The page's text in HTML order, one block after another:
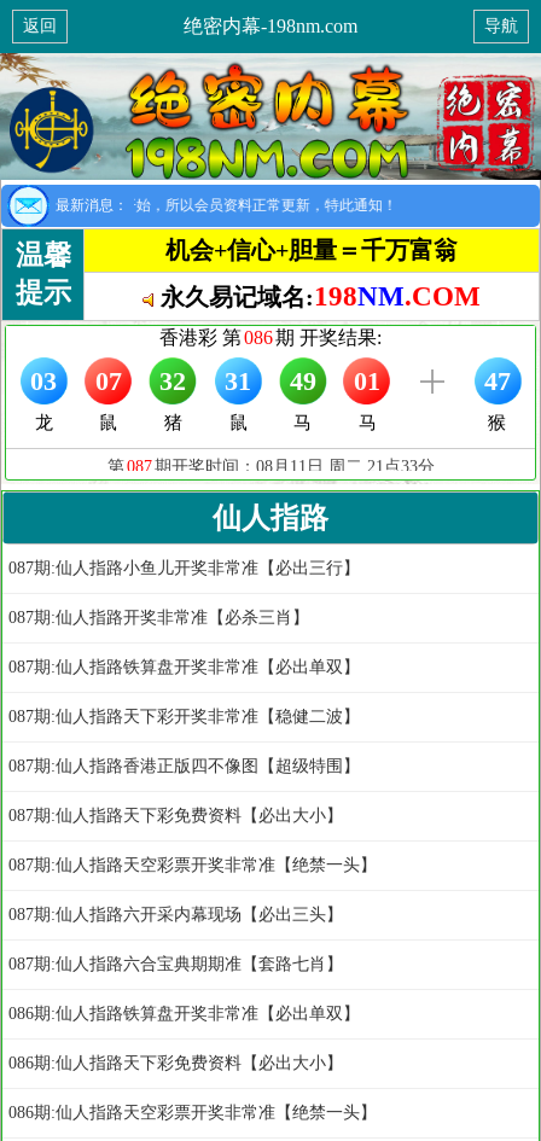
返回 绝密内幕-198nm.com 导航
最新消息：
示：8月1日开始，所以会员资料正常更新，特此通知！
温馨
提示
机会+信心+胆量＝千万富翁
永久易记域名:198NM.COM
仙人指路
087期:仙人指路小鱼儿开奖非常准【必出三行】
087期:仙人指路开奖非常准【必杀三肖】
087期:仙人指路铁算盘开奖非常准【必出单双】
087期:仙人指路天下彩开奖非常准【稳健二波】
087期:仙人指路香港正版四不像图【超级特围】
087期:仙人指路天下彩免费资料【必出大小】
087期:仙人指路天空彩票开奖非常准【绝禁一头】
087期:仙人指路六开采内幕现场【必出三头】
087期:仙人指路六合宝典期期准【套路七肖】
086期:仙人指路铁算盘开奖非常准【必出单双】
086期:仙人指路天下彩免费资料【必出大小】
086期:仙人指路天空彩票开奖非常准【绝禁一头】